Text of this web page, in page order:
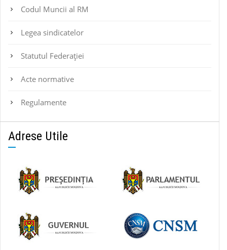
Codul Muncii al RM
Legea sindicatelor
Statutul Federaţiei
Acte normative
Regulamente
Adrese Utile